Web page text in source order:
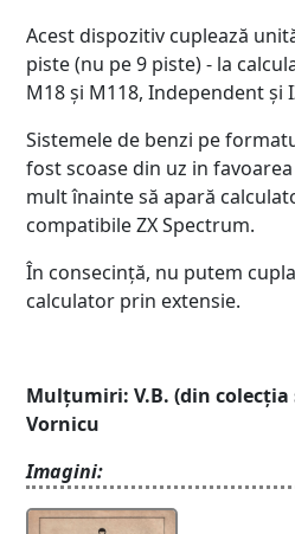
Acest dispozitiv cuplează
piste (nu pe 9 piste) - la
M18 și M118, Independent și
Sistemele de benzi pe
fost scoase din uz in
mult înainte să apară
compatibile ZX Spectrum.
În consecință, nu putem
calculator prin extensie.
Mulțumiri: V.B. (din
Vornicu
Imagini: